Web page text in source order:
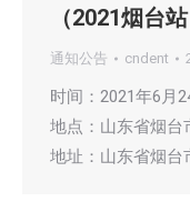
（2021烟台
通知公告 cndent
时间：2021年6月
地点：山东省烟台
地址：山东省烟台